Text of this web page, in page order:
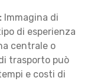
Immagina di
di esperienza
centrale o
trasporto può
e costi di